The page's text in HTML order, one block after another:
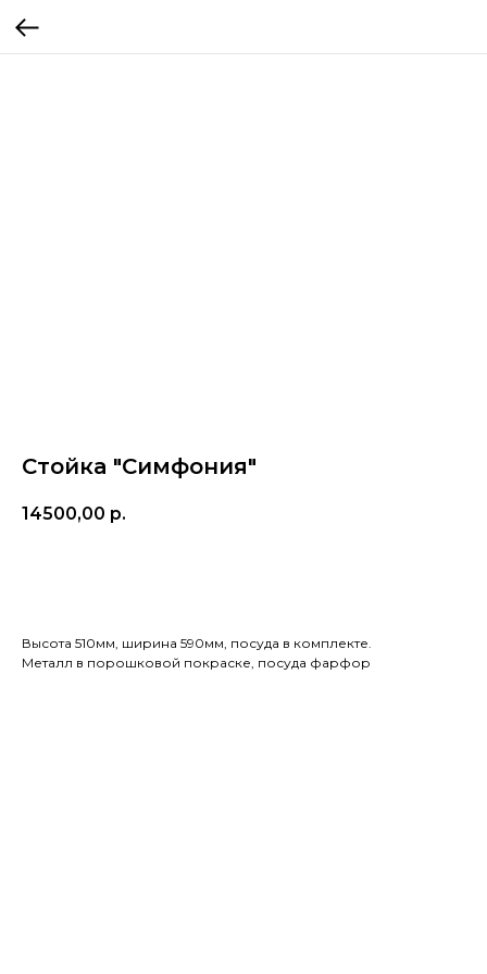
Стойка "Симфония"
14500,00 р.
Высота 510мм, ширина 590мм, посуда в комплекте.
Металл в порошковой покраске, посуда фарфор